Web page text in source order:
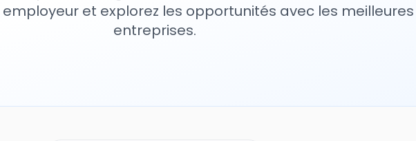
et explorez les opportunités avec les meilleures
entreprises.